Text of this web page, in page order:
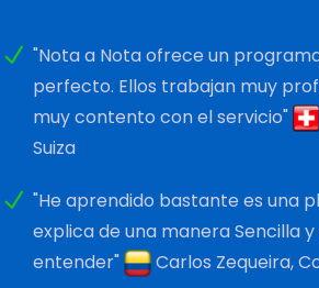
"Nota a Nota ofrece un
perfecto. Ellos trabajan muy
muy contento con el servicio"
Suiza
"He aprendido bastante es una
explica de una manera Sencilla
entender"
Carlos Zequeira,